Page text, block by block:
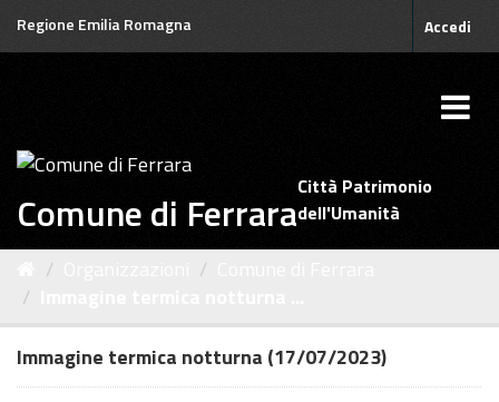
SaltaRegione Emilia Romagna Accedi
Comune di FerraraCittà Patrimonio
dell'Umanità
Immagine termica notturna (17/07/2023)